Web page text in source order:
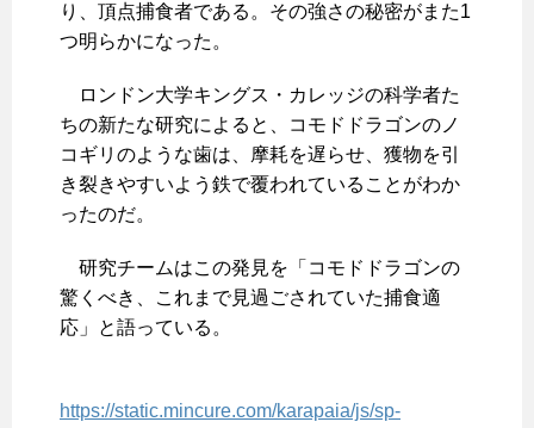
り、頂点捕食者である。その強さの秘密がまた1
つ明らかになった。
ロンドン大学キングス・カレッジの科学者た
ちの新たな研究によると、コモドドラゴンのノ
コギリのような歯は、摩耗を遅らせ、獲物を引
き裂きやすいよう鉄で覆われていることがわか
ったのだ。
研究チームはこの発見を「コモドドラゴンの
驚くべき、これまで見過ごされていた捕食適
応」と語っている。
https://static.mincure.com/karapaia/js/sp-